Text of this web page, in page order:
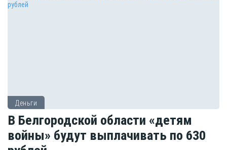
Деньги
В Белгородской области «детям
войны» будут выплачивать по 630